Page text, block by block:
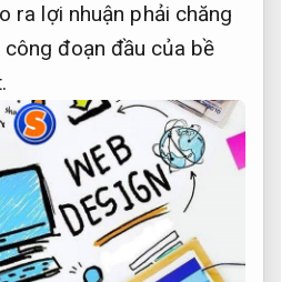
ra lợi nhuận phải chăng
đoạn đầu của bề